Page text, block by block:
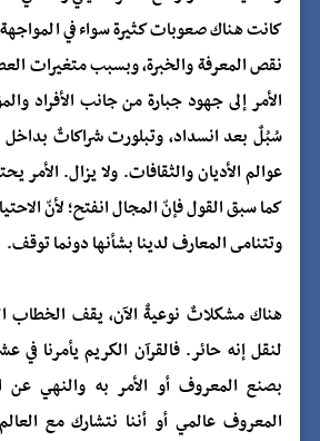
كانت هناك صعوبات كثيرة سواء في
نقص المعرفة والخبرة، وبسبب متغيرات
الأمر إلى جهود جبارة من جانب الأفراد
سُبُلٌ بعد انسداد، وتبلورت شراكاتٌ بداخل
عوالم الأديان والثقافات. ولا يزال. الأمر
كما سبق القول فإنّ المجال انفتح؛ لأنّ
وتتنامى المعارف لدينا بشأنها دونما توقف.
هناك مشكلاتٌ نوعيةٌ الآن، يقف الخطاب
لنقل إنه حائر. فالقرآن الكريم يأمرنا في
بصنع المعروف أو الأمر به والنهي عن
المعروف عالمي أو أننا نتشارك مع